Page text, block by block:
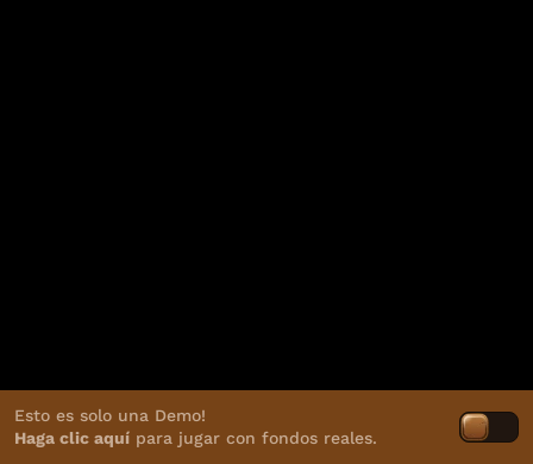
Esto es solo una Demo!
Haga clic aquí para jugar con fondos reales.